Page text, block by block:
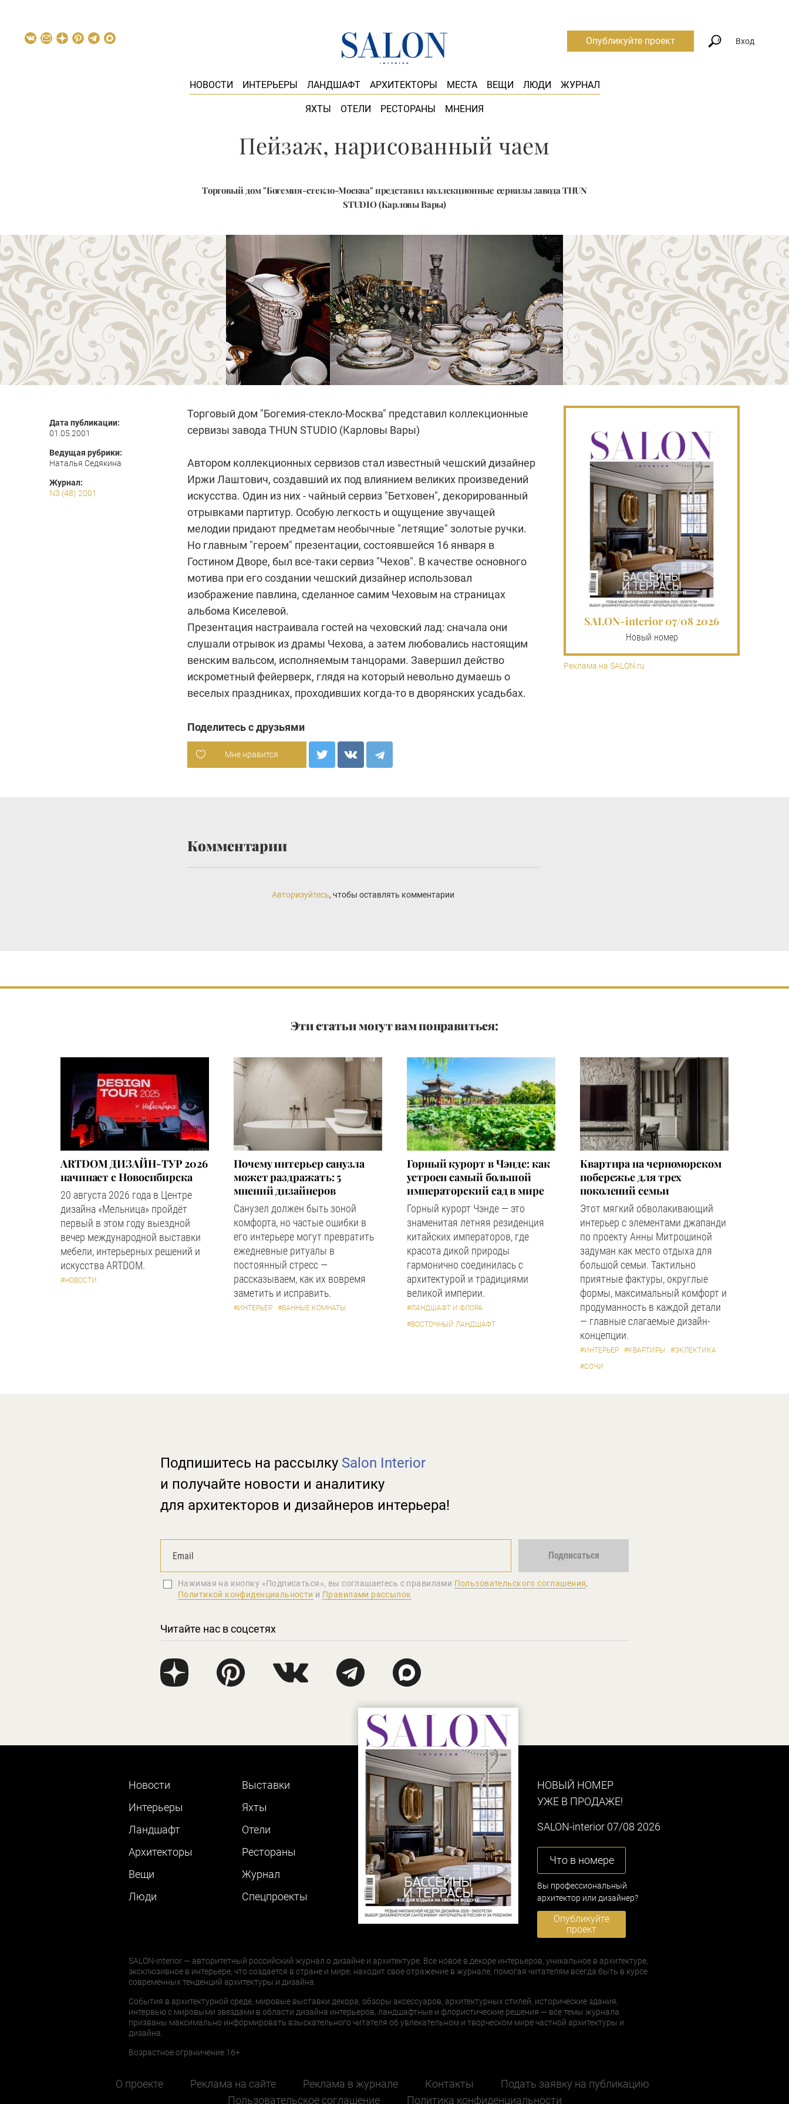
НОВОСТИ ИНТЕРЬЕРЫ ЛАНДШАФТ АРХИТЕКТОРЫ МЕСТА ВЕЩИ ЛЮДИ ЖУРНАЛ
ЯХТЫ ОТЕЛИ РЕСТОРАНЫ МНЕНИЯ
Опубликуйте проект Вход
Пейзаж, нарисованный чаем
Торговый дом "Богемия-стекло-Москва" представил коллекционные сервизы завода THUN
STUDIO (Карловы Вары)
Дата публикации:
01.05.2001
Ведущая рубрики:
Наталья Седякина
Журнал:
N3 (48) 2001
Торговый дом "Богемия-стекло-Москва" представил коллекционные
сервизы завода THUN STUDIO (Карловы Вары)
Автором коллекционных сервизов стал известный чешский дизайнер
Иржи Лаштович, создавший их под влиянием великих произведений
искусства. Один из них - чайный сервиз "Бетховен", декорированный
отрывками партитур. Особую легкость и ощущение звучащей
мелодии придают предметам необычные "летящие" золотые ручки.
Но главным "героем" презентации, состоявшейся 16 января в
Гостином Дворе, был все-таки сервиз "Чехов". В качестве основного
мотива при его создании чешский дизайнер использовал
изображение павлина, сделанное самим Чеховым на страницах
альбома Киселевой.
Презентация настраивала гостей на чеховский лад: сначала они
слушали отрывок из драмы Чехова, а затем любовались настоящим
венским вальсом, исполняемым танцорами. Завершил действо
искрометный фейерверк, глядя на который невольно думаешь о
веселых праздниках, проходивших когда-то в дворянских усадьбах.
Поделитесь с друзьями
Мне нравится
SALON-interior 07/08 2026
Новый номер
Реклама на SALON.ru
Комментарии
Авторизуйтесь, чтобы оставлять комментарии
Эти статьи могут вам понравиться:
ARTDOM ДИЗАЙН-ТУР 2026
начинает с Новосибирска
20 августа 2026 года в Центре
дизайна «Мельница» пройдёт
первый в этом году выездной
вечер международной выставки
мебели, интерьерных решений и
искусства ARTDOM.
#НОВОСТИ
Почему интерьер санузла
может раздражать: 5
мнений дизайнеров
Санузел должен быть зоной
комфорта, но частые ошибки в
его интерьере могут превратить
ежедневные ритуалы в
постоянный стресс —
рассказываем, как их вовремя
заметить и исправить.
#ИНТЕРЬЕР #ВАННЫЕ КОМНАТЫ
Горный курорт в Чэнде: как
устроен самый большой
императорский сад в мире
Горный курорт Чэнде — это
знаменитая летняя резиденция
китайских императоров, где
красота дикой природы
гармонично соединилась с
архитектурой и традициями
великой империи.
#ЛАНДШАФТ И ФЛОРА
#ВОСТОЧНЫЙ ЛАНДШАФТ
Квартира на черноморском
побережье для трех
поколений семьи
Этот мягкий обволакивающий
интерьер с элементами джапанди
по проекту Анны Митрошиной
задуман как место отдыха для
большой семьи. Тактильно
приятные фактуры, округлые
формы, максимальный комфорт и
продуманность в каждой детали
— главные слагаемые дизайн-
концепции.
#ИНТЕРЬЕР #КВАРТИРЫ
#ЭКЛЕКТИКА
#СОЧИ
Подпишитесь на рассылку Salon Interior
и получайте новости и аналитику
для архитекторов и дизайнеров интерьера!
Подписаться
Нажимая на кнопку «Подписаться», вы соглашаетеcь с правилами Пользовательского соглашения,
Политикой конфиденциальности и Правилами рассылок
Читайте нас в соцсетях
Новости
Интерьеры
Ландшафт
Архитекторы
Вещи
Люди
Выставки
Яхты
Отели
Рестораны
Журнал
Cпецпроекты
НОВЫЙ НОМЕР
УЖЕ В ПРОДАЖЕ!
SALON-interior 07/08 2026
Что в номере
Вы профессиональный
архитектор или дизайнер?
Опубликуйте
проект
SALON-interior — авторитетный российский журнал о дизайне и архитектуре. Все новое в декоре интерьеров, уникальное в архитектуре,
эксклюзивное в интерьере, что создается в стране и мире, находит свое отражение в журнале, помогая читателям всегда быть в курсе
современных тенденций архитектуры и дизайна.
События в архитектурной среде, мировые выставки декора, обзоры аксессуаров, архитектурных стилей, исторические здания,
интервью с мировыми звездами в области дизайна интерьеров, ландшафтные и флористические решения — все темы журнала
призваны максимально информировать взыскательного читателя об увлекательном и творческом мире частной архитектуры и
дизайна.
Возрастное ограничение 16+
О проекте Реклама на сайте Реклама в журнале Контакты
Подать заявку на публикацию
Пользовательское соглашение
Политика конфиденциальности